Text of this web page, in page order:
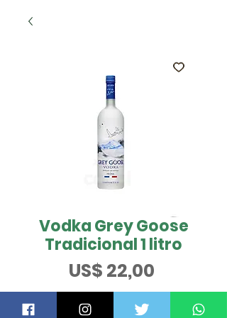
Vodka Grey Goose
Tradicional 1 litro
US$ 22,00
QUER SABER MAIS?